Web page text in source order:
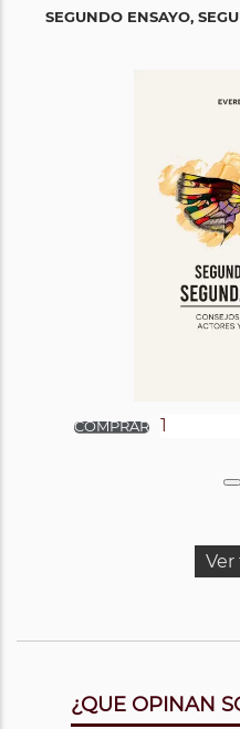
SEGUNDO ENSAYO,
¿QUE OPINAN